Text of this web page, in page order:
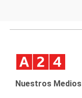
Nuestros Medios